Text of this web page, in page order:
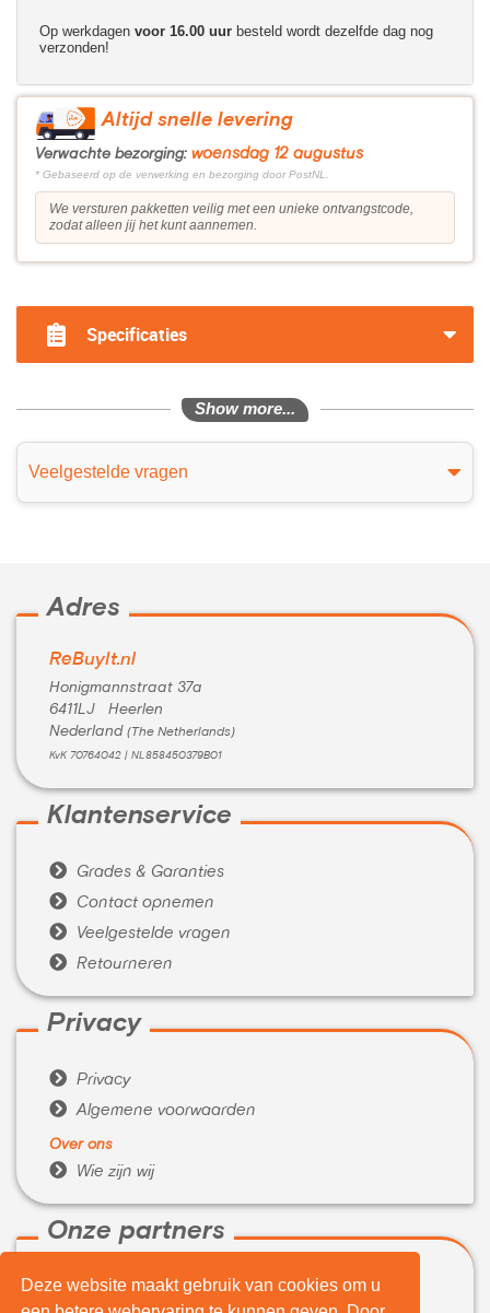
Deze website maakt gebruik van cookies om u
Op werkdagen voor 16.00 uur besteld wordt dezelfde dag nog
verzonden!
Altijd snelle levering
Verwachte bezorging: woensdag 12 augustus
* Gebaseerd op de verwerking en bezorging door PostNL.
We versturen pakketten veilig met een unieke ontvangstcode,
zodat alleen jij het kunt aannemen.
Specificaties
Show more...
Veelgestelde vragen
Adres
ReBuyIt.nl
Honigmannstraat 37a
6411LJ Heerlen
Nederland (The Netherlands)
KvK 70764042 | NL858450379B01
Klantenservice
 Grades & Garanties
 Contact opnemen
 Veelgestelde vragen
 Retourneren
Privacy
 Privacy
 Algemene voorwaarden
Over ons
 Wie zijn wij
Onze partners
 WeBuyIt.nl